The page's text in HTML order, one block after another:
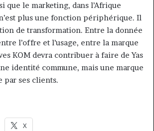
que le marketing, dans l’Afrique
plus une fonction périphérique. Il
de transformation. Entre la donnée
l’offre et l’usage, entre la marque
KOM devra contribuer à faire de Yas
identité commune, mais une marque
par ses clients.
X